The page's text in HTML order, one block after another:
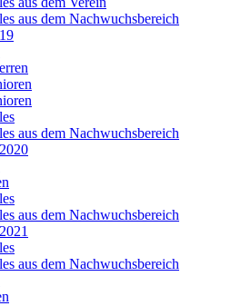
aus dem Nachwuchsbereich
aus dem Nachwuchsbereich
aus dem Nachwuchsbereich
aus dem Nachwuchsbereich